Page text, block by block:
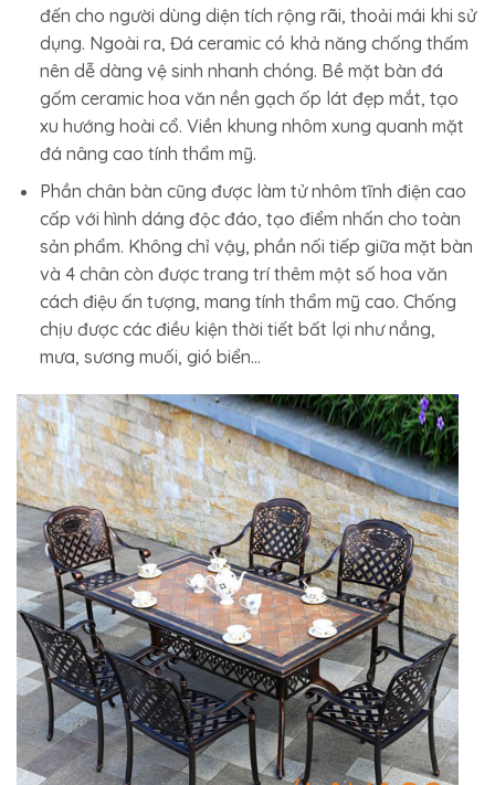
đến cho người dùng diện tích rộng rãi, thoải mái khi sử
dụng. Ngoài ra, Đá ceramic có khả năng chống thấm
nên dễ dàng vệ sinh nhanh chóng. Bề mặt bàn đá
gốm ceramic hoa văn nền gạch ốp lát đẹp mắt, tạo
xu hướng hoài cổ. Viền khung nhôm xung quanh mặt
đá nâng cao tính thẩm mỹ.
Phần chân bàn cũng được làm tử nhôm tĩnh điện cao
cấp với hình dáng độc đáo, tạo điểm nhấn cho toàn
sản phẩm. Không chỉ vậy, phần nối tiếp giữa mặt bàn
và 4 chân còn được trang trí thêm một số hoa văn
cách điệu ấn tượng, mang tính thẩm mỹ cao. Chống
chịu được các điều kiện thời tiết bất lợi như nắng,
mưa, sương muối, gió biển…